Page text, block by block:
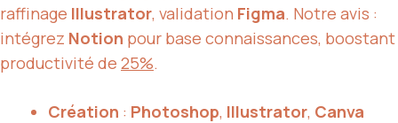
raffinage Illustrator, validation Figma. Notre avis :
intégrez Notion pour base connaissances, boostant
productivité de 25%.
Création : Photoshop, Illustrator, Canva